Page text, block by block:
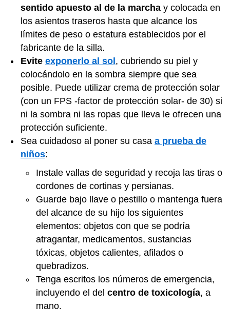
sentido apuesto al de la marcha y colocada en
los asientos traseros hasta que alcance los
límites de peso o estatura establecidos por el
fabricante de la silla.
Evite exponerlo al sol, cubriendo su piel y
colocándolo en la sombra siempre que sea
posible. Puede utilizar crema de protección solar
(con un FPS -factor de protección solar- de 30) si
ni la sombra ni las ropas que lleva le ofrecen una
protección suficiente.
Sea cuidadoso al poner su casa a prueba de
niños:
Instale vallas de seguridad y recoja las tiras o
cordones de cortinas y persianas.
Guarde bajo llave o pestillo o mantenga fuera
del alcance de su hijo los siguientes
elementos: objetos con que se podría
atragantar, medicamentos, sustancias
tóxicas, objetos calientes, afilados o
quebradizos.
Tenga escritos los números de emergencia,
incluyendo el del centro de toxicología, a
mano.